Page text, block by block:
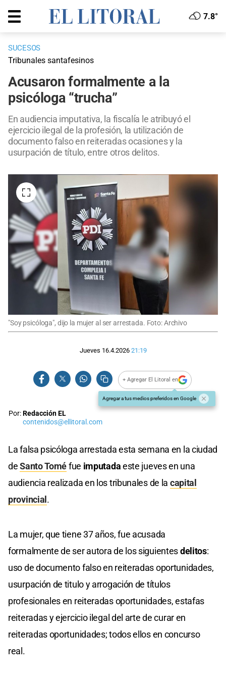
7.8°
SUCESOS
Tribunales santafesinos
Acusaron formalmente a la
psicóloga “trucha”
En audiencia imputativa, la fiscalía le atribuyó el
ejercicio ilegal de la profesión, la utilización de
documento falso en reiteradas ocasiones y la
usurpación de título, entre otros delitos.
"Soy psicóloga", dijo la mujer al ser arrestada. Foto: Archivo
Jueves 16.4.2026 21:19
+ Agregar El Litoral en
Agregar a tus medios preferidos en Google
Por:Redacción EL
contenidos@ellitoral.com
La falsa psicóloga arrestada esta semana en la ciudad
deSanto Toméfue imputadaeste jueves en una
audiencia realizada en los tribunales de la capital
provincial.
La mujer, que tiene 37 años, fue acusada
formalmente de ser autora de los siguientesdelitos:
uso de documento falso en reiteradas oportunidades,
usurpación de titulo y arrogación de títulos
profesionales en reiteradas oportunidades, estafas
reiteradas y ejercicio ilegal del arte de curar en
reiteradas oportunidades; todos ellos en concurso
real.